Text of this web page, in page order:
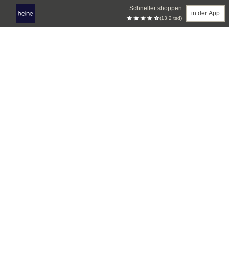
Schneller shoppen
(13.2 tsd)
in der App